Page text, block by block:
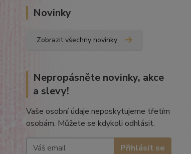
Novinky
Zobrazit všechny novinky
Nepropásněte novinky, akce
a slevy!
Vaše osobní údaje neposkytujeme třetím
osobám. Můžete se kdykoli odhlásit.
Přihlásit se